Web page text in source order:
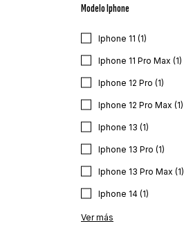
Modelo Iphone
Iphone 11 (1)
Iphone 11 Pro Max (1)
Iphone 12 Pro (1)
Iphone 12 Pro Max (1)
Iphone 13 (1)
Iphone 13 Pro (1)
Iphone 13 Pro Max (1)
Iphone 14 (1)
Ver más